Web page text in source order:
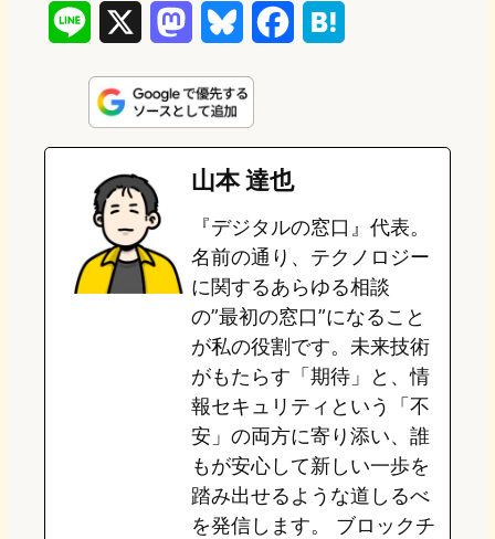
n
e
s
t
o
o
n
u
e
s
k
e
b
o
o
k
e
a
山本 達也
『デジタルの窓口』代表。
名前の通り、テクノロジー
に関するあらゆる相談
の”最初の窓口”になること
が私の役割です。未来技術
がもたらす「期待」と、情
報セキュリティという「不
安」の両方に寄り添い、誰
もが安心して新しい一歩を
踏み出せるような道しるべ
を発信します。 ブロックチ